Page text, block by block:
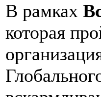
В рамках
которая